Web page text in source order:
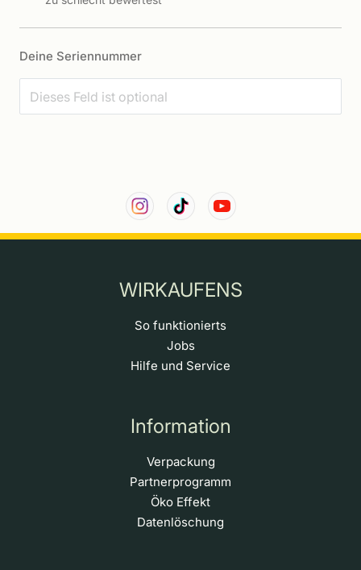
Deine Seriennummer
WIRKAUFENS
So funktionierts
Jobs
Hilfe und Service
Information
Verpackung
Partnerprogramm
Öko Effekt
Datenlöschung